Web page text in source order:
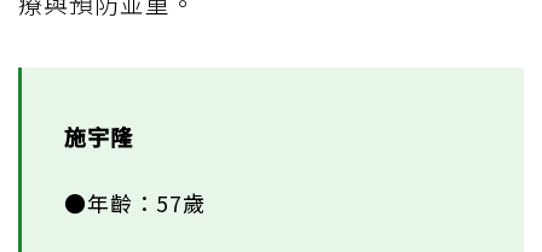
施宇隆
●年齡：57歲